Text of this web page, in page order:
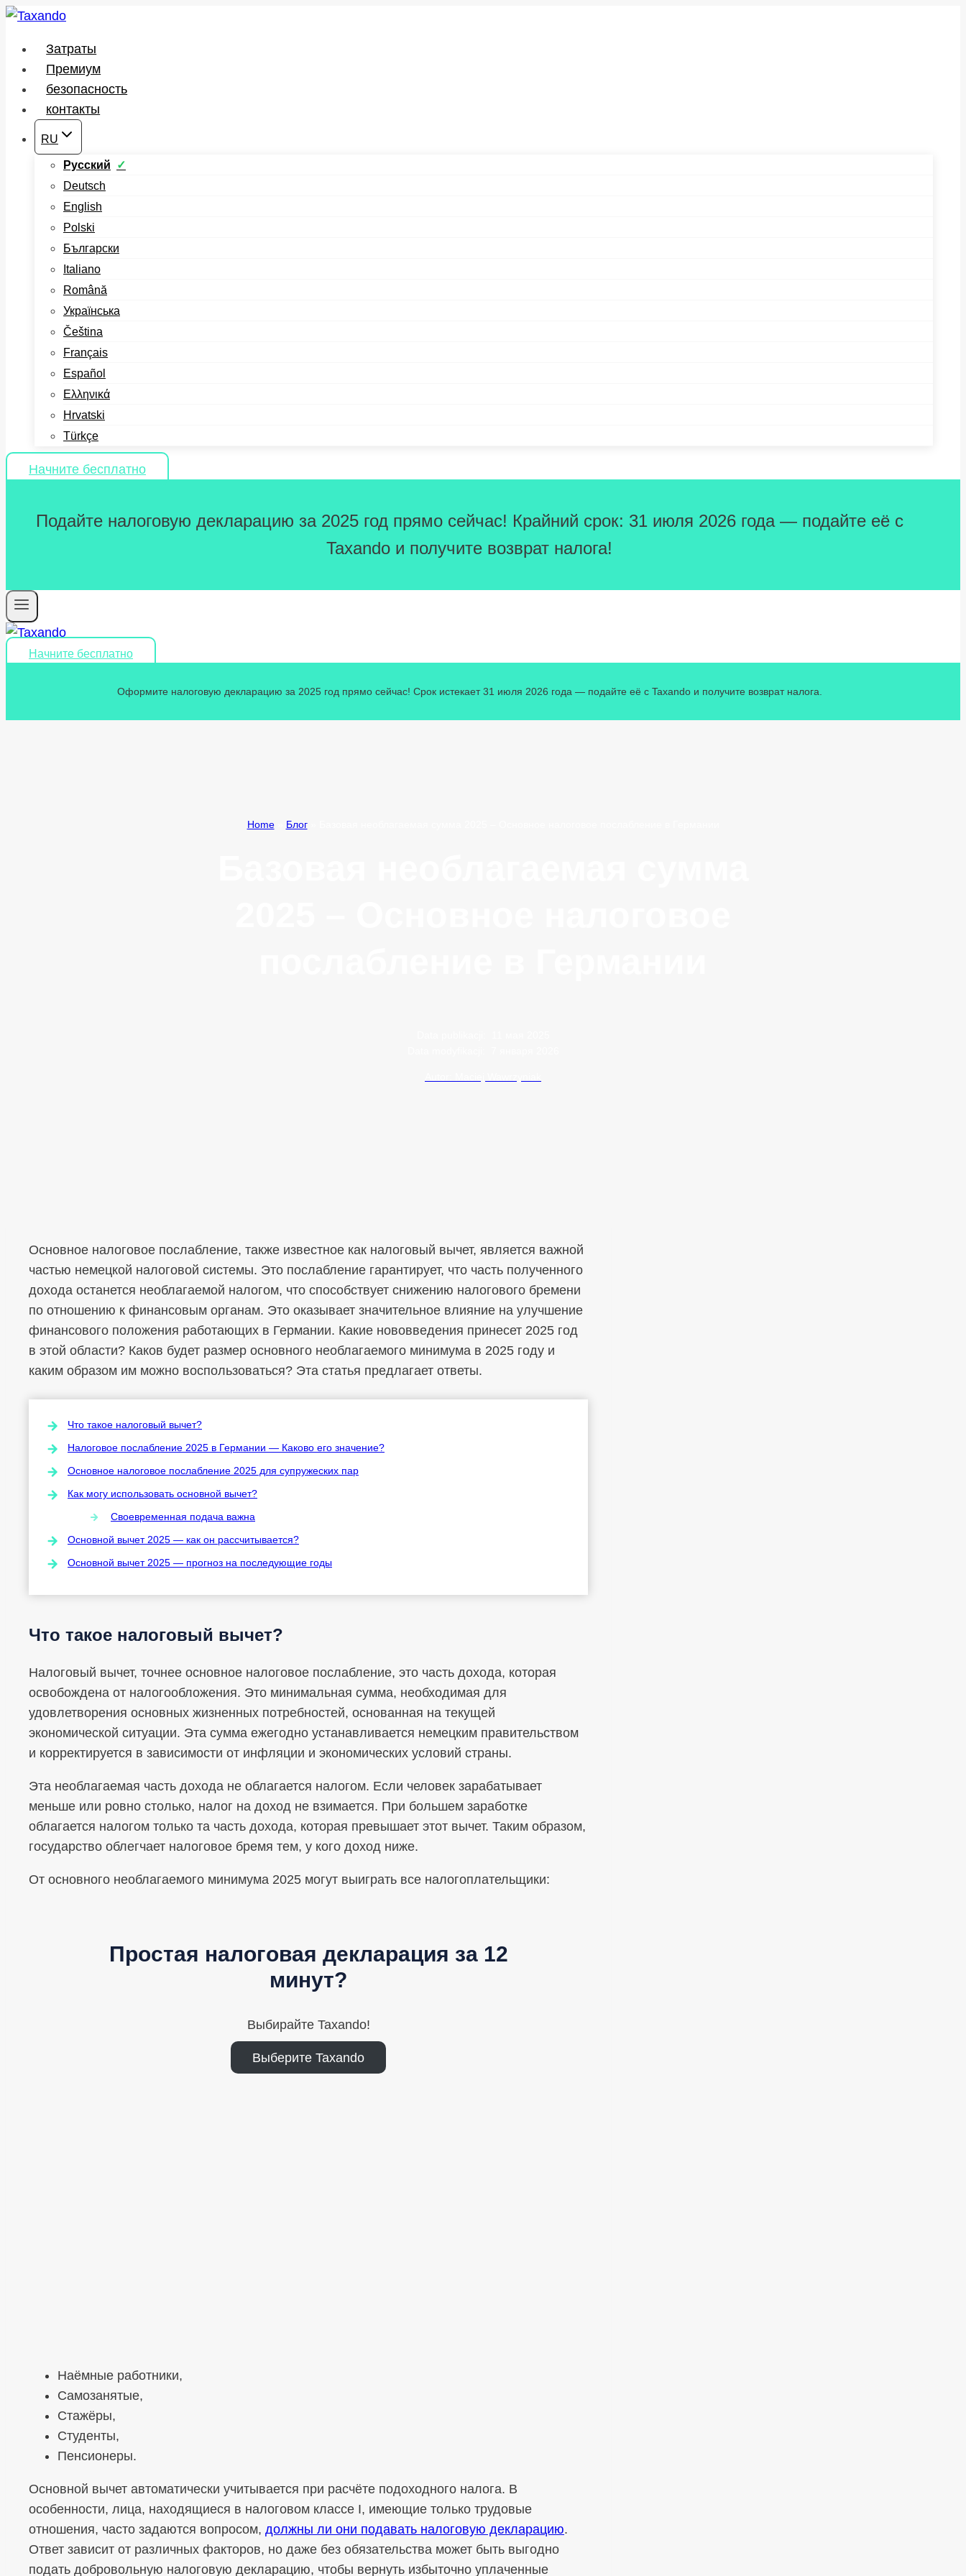
Перейти
содержимому
Затраты
Премиум
безопасность
контакты
RU
Русский
Deutsch
English
Polski
Български
Italiano
Română
Українська
Čeština
Français
Español
Ελληνικά
Hrvatski
Türkçe
Начните бесплатно
Подайте налоговую декларацию за 2025 год прямо сейчас! Крайний срок: 31 июля 2026 года — подайте её с
Taxando и получите возврат налога!
Начните бесплатно
Оформите налоговую декларацию за 2025 год прямо сейчас! Срок истекает 31 июля 2026 года — подайте её с Taxando и получите возврат налога.
Home» Блог»
Основное налоговое послабление, также известное как налоговый вычет, является важной
частью немецкой налоговой системы. Это послабление гарантирует, что часть полученного
дохода останется необлагаемой налогом, что способствует снижению налогового бремени
по отношению к финансовым органам. Это оказывает значительное влияние на улучшение
финансового положения работающих в Германии. Какие нововведения принесет 2025 год
в этой области? Каков будет размер основного необлагаемого минимума в 2025 году и
каким образом им можно воспользоваться? Эта статья предлагает ответы.
Что такое налоговый вычет?
Налоговое послабление 2025 в Германии — Каково его значение?
Основное налоговое послабление 2025 для супружеских пар
Как могу использовать основной вычет?
Своевременная подача важна
Основной вычет 2025 — как он рассчитывается?
Основной вычет 2025 — прогноз на последующие годы
Что такое налоговый вычет?
Налоговый вычет, точнее основное налоговое послабление, это часть дохода, которая
освобождена от налогообложения. Это минимальная сумма, необходимая для
удовлетворения основных жизненных потребностей, основанная на текущей
экономической ситуации. Эта сумма ежегодно устанавливается немецким правительством
и корректируется в зависимости от инфляции и экономических условий страны.
Эта необлагаемая часть дохода не облагается налогом. Если человек зарабатывает
меньше или ровно столько, налог на доход не взимается. При большем заработке
облагается налогом только та часть дохода, которая превышает этот вычет. Таким образом,
государство облегчает налоговое бремя тем, у кого доход ниже.
От основного необлагаемого минимума 2025 могут выиграть все налогоплательщики:
Простая налоговая декларация за 12
минут?
Выбирайте Taxando!
Выберите Taxando
Наёмные работники,
Самозанятые,
Стажёры,
Студенты,
Пенсионеры.
Основной вычет автоматически учитывается при расчёте подоходного налога. В
особенности, лица, находящиеся в налоговом классе I, имеющие только трудовые
отношения, часто задаются вопросом, должны ли они подавать налоговую декларацию.
Ответ зависит от различных факторов, но даже без обязательства может быть выгодно
подать добровольную налоговую декларацию, чтобы вернуть избыточно уплаченные